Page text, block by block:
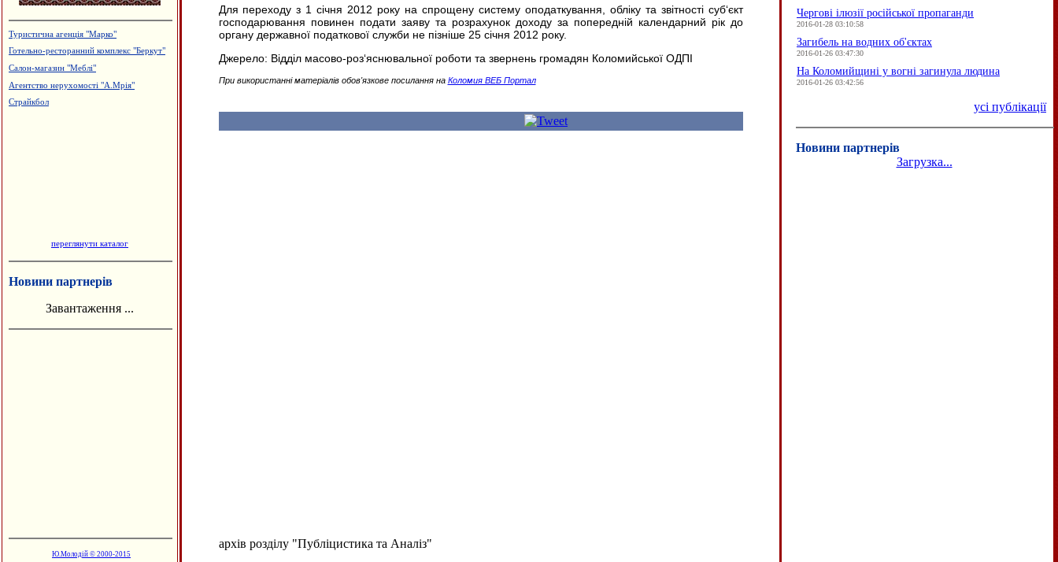
Туристична агенція "Марко"
Готельно-ресторанний комплекс "Беркут"
Салон-магазин "Меблі"
Агентство нерухомості "А.Мрія"
Страйкбол
переглянути каталог
Новини партнерів
Завантаження ...
Ю.Молодій © 2000-2015
Для переходу з 1 січня 2012 року на спрощену систему оподаткування, обліку та звітності суб‘єкт
господарювання повинен подати заяву та розрахунок доходу за попередній календарний рік до
органу державної податкової служби не пізніше 25 січня 2012 року.
Джерело: Відділ масово-роз‘яснювальної роботи та звернень громадян Коломийської ОДПІ
При використанні матеріалів обов'язкове посилання на Коломия ВЕБ Портал
архів розділу "Публіцистика та Аналіз"
Чергові ілюзії російської пропаганди
2016-01-28 03:10:58
Загибель на водних об'єктах
2016-01-26 03:47:30
На Коломийщині у вогні загинула людина
2016-01-26 03:42:56
усі публікації
Новини партнерів
Загрузка...